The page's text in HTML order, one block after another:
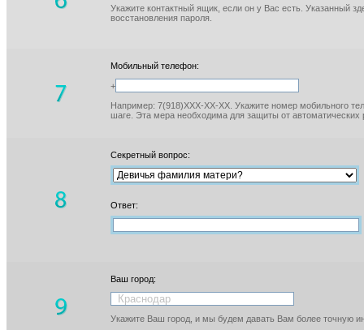
Укажите контактный ящик, если он у Вас есть. Указанный
восстановления пароля.
Мобильный телефон:
+
Например: 7(918)XXX-XX-XX. Укажите номер мобильного
шаге. Эта мера необходима для защиты от автоматических
Секретный вопрос:
Ответ:
Ваш город:
Укажите Ваш город, и мы будем давать Вам более точную